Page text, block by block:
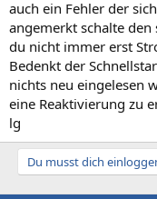
auch ein Fehler der
angemerkt schalte
du nicht immer erst
Bedenkt der
nichts neu eingelesen
eine Reaktivierung zu
lg
Du musst dich